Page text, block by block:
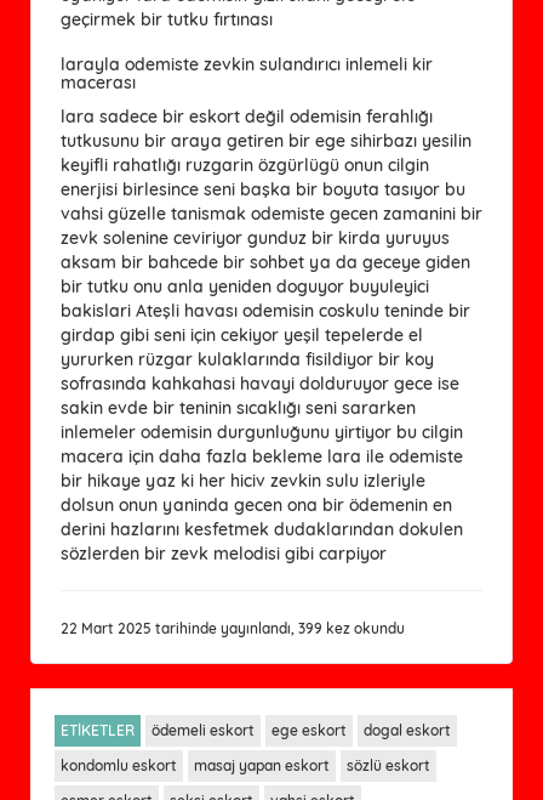
geçirmek bir tutku fırtınası
larayla odemiste zevkin sulandırıcı inlemeli kir
macerası
lara sadece bir eskort değil odemisin ferahlığı
tutkusunu bir araya getiren bir ege sihirbazı yesilin
keyifli rahatlığı ruzgarin özgürlügü onun cilgin
enerjisi birlesince seni başka bir boyuta tasıyor bu
vahsi güzelle tanismak odemiste gecen zamanini bir
zevk solenine ceviriyor gunduz bir kirda yuruyus
aksam bir bahcede bir sohbet ya da geceye giden
bir tutku onu anla yeniden doguyor buyuleyici
bakislari Ateşli havası odemisin coskulu teninde bir
girdap gibi seni için cekiyor yeşil tepelerde el
yururken rüzgar kulaklarında fisildiyor bir koy
sofrasında kahkahasi havayi dolduruyor gece ise
sakin evde bir teninin sıcaklığı seni sararken
inlemeler odemisin durgunluğunu yirtiyor bu cilgin
macera için daha fazla bekleme lara ile odemiste
bir hikaye yaz ki her hiciv zevkin sulu izleriyle
dolsun onun yaninda gecen ona bir ödemenin en
derini hazlarını kesfetmek dudaklarından dokulen
sözlerden bir zevk melodisi gibi carpiyor
22 Mart 2025 tarihinde yayınlandı, 399 kez okundu
ETİKETLER ödemeli eskort ege eskort
dogal eskort
kondomlu eskort
masaj yapan eskort
sözlü eskort